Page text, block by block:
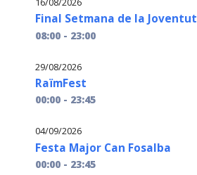
16/08/2026
Final Setmana de la Joventut
08:00 - 23:00
29/08/2026
RaïmFest
00:00 - 23:45
04/09/2026
Festa Major Can Fosalba
00:00 - 23:45